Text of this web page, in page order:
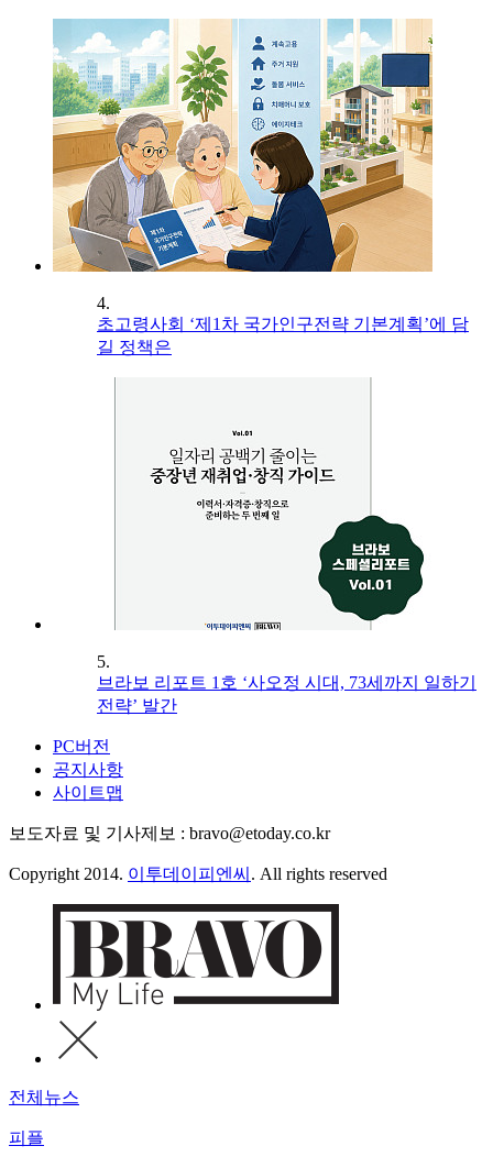
4.
초고령사회 ‘제1차 국가인구전략 기본계획’에 담
길 정책은
5.
브라보 리포트 1호 ‘사오정 시대, 73세까지 일하기
전략’ 발간
PC버전
공지사항
사이트맵
보도자료 및 기사제보 : bravo@etoday.co.kr
Copyright 2014. 이투데이피엔씨 . All rights reserved
전체뉴스
피플